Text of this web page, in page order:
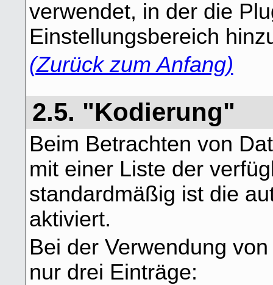
verwendet, in der die
Einstellungsbereich
(Zurück zum Anfang)
2.5. "Kodierung"
Beim Betrachten von
mit einer Liste der
standardmäßig ist die
aktiviert.
Bei der Verwendung
nur drei Einträge: